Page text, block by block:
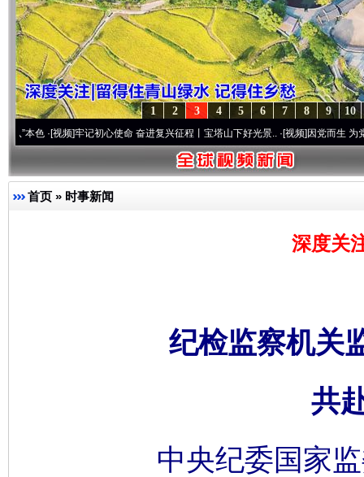
10
9
8
7
6
5
4
3
2
1
频]牢记初心使命 奋进复兴征程丨宝塔山下好光景..·[视频]因党而生 为党而战——百
首页 » 时事新闻
深度关
纪检监察机关
共
中央纪委国家